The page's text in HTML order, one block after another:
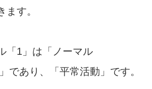
ます。
「1」は「ノーマル
であり、「平常活動」です。